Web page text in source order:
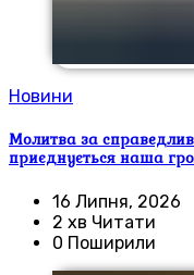
Новини
Молитва за
приєднується наша
16 Липня, 2026
2 хв Читати
0 Поширили